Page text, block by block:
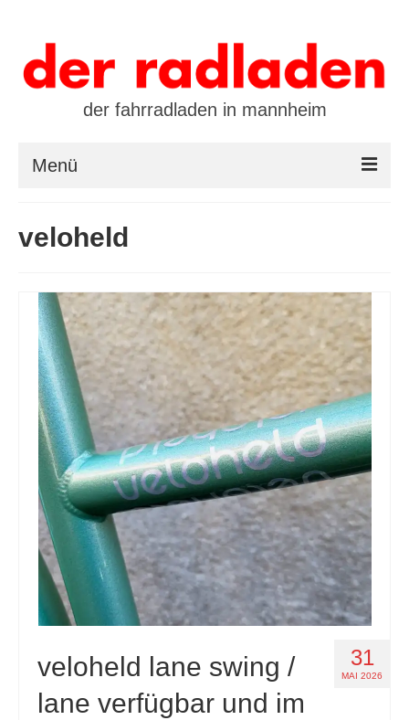
der fahrradladen in mannheim
Menü
öffnungszeiten / kontakt
leasing / finanzierung
preistool
kalender
specials
tout terrain pamir / appia / belair / divide
urban arrow familynext pro / 2026 / 100nm
impressum
veloheld
31
MAI 2026
veloheld lane swing /
lane verfügbar und im